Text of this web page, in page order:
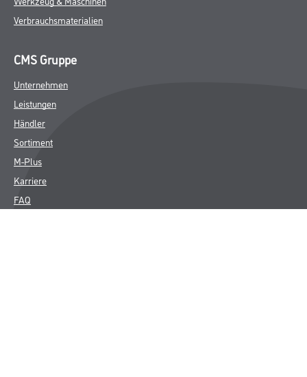
Verbrauchsmaterialien
CMS Gruppe
Unternehmen
Leistungen
Händler
Sortiment
M-Plus
Karriere
FAQ